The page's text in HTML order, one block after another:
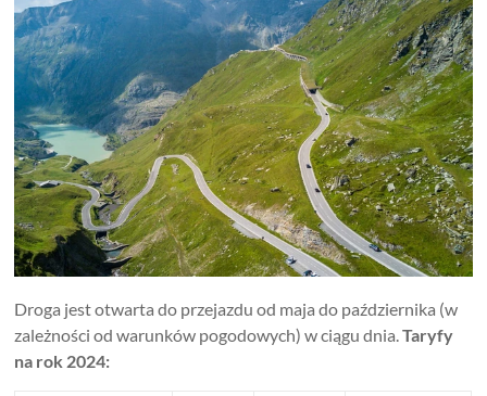
Droga jest otwarta do przejazdu od maja do października (w
zależności od warunków pogodowych) w ciągu dnia.Taryfy
na rok 2024: